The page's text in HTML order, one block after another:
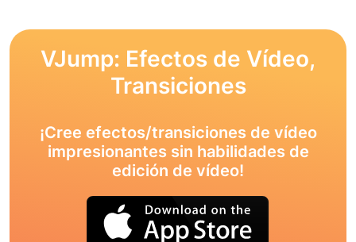
VJump: Efectos de Vídeo,
Transiciones
¡Cree efectos/transiciones de vídeo
impresionantes sin habilidades de
edición de vídeo!